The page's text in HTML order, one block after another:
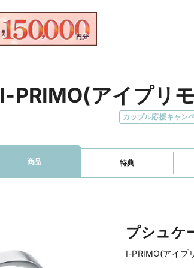
I-PRIMO(アイプリ
カップル応援キャン
商品 特典
プシュケ
I-PRIMO(アイプ